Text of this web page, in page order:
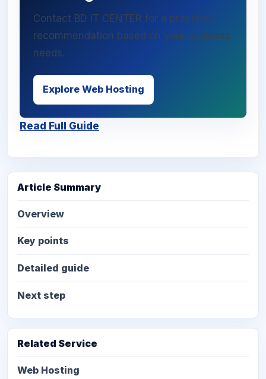
Contact BD IT CENTER for a practical
recommendation based on your business
needs.
Explore Web Hosting
Read Full Guide
Article Summary
Overview
Key points
Detailed guide
Next step
Related Service
Web Hosting